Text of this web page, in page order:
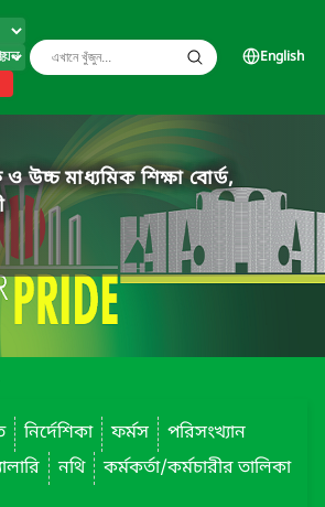
English
ও উচ্চ মাধ্যমিক শিক্ষা বোর্ড,
নির্দেশিকা ফর্মস
পরিসংখ্যান
নথি
কর্মকর্তা/কর্মচারীর তালিকা